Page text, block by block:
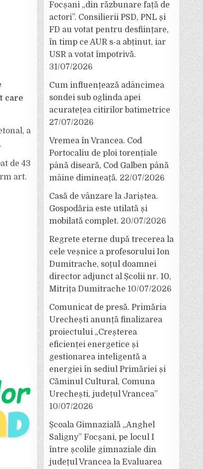
care
a
de 43
art.
Focșani „din răzbunare față de
actori”. Consilierii PSD, PNL și
FD au votat pentru desființare,
în timp ce AUR s-a abținut, iar
USR a votat împotrivă.
31/07/2026
Cum influențează adâncimea
sondei sub oglinda apei
acuratețea citirilor batimetrice
27/07/2026
Vremea în Vrancea. Cod
Portocaliu de ploi torențiale
până diseară, Cod Galben până
mâine dimineață. 22/07/2026
Casă de vânzare la Jariștea.
Gospodăria este utilată și
mobilată complet. 20/07/2026
Regrete eterne după trecerea la
cele veșnice a profesorului Ion
Dumitrache, soțul doamnei
director adjunct al Școlii nr. 10,
Mitrița Dumitrache 10/07/2026
Comunicat de presă. Primăria
Urechești anunță finalizarea
proiectului „Creșterea
eficienței energetice și
gestionarea inteligentă a
energiei în sediul Primăriei și
Căminul Cultural, Comuna
Urechești, județul Vrancea”
10/07/2026
Școala Gimnazială „Anghel
Saligny” Focșani, pe locul I
între școlile gimnaziale din
județul Vrancea la Evaluarea